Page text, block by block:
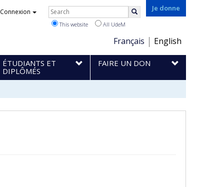
Je donne
Choix
de
la
langue
Français English
Connexion Rechercher
This website All UdeM
ÉTUDIANTS ET
DIPLÔMÉS
FAIRE UN DON